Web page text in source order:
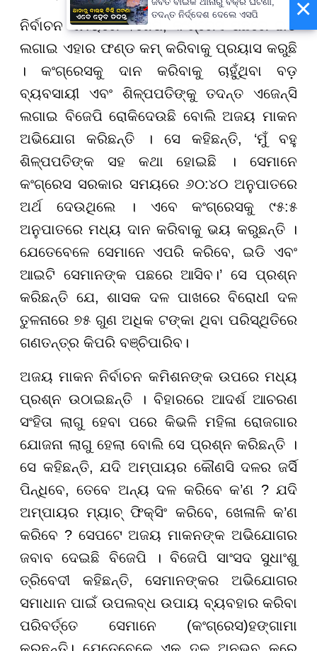
ନିର୍ବାଚନ ସମୟରେ ବିଜେପି, କଂଗ୍ରେସ ପଛରେ ଇଡି
ଲଗାଇ ଏହାର ଫଣ୍ଡ କମ୍ କରିବାକୁ ପ୍ରୟାସ କରୁଛି
। କଂଗ୍ରେସକୁ ଦାନ କରିବାକୁ ଚାହୁଁଥିବା ବଡ଼
ବ୍ୟବସାୟୀ ଏବଂ ଶିଳ୍ପପତିଙ୍କୁ ତଦନ୍ତ ଏଜେନ୍ସି
ଲଗାଇ ବିଜେପି ରୋକିଦେଉଛି ବୋଲି ଅଜୟ ମାକନ
ଅଭିଯୋଗ କରିଛନ୍ତି । ସେ କହିଛନ୍ତି, ‘ମୁଁ ବହୁ
ଶିଳ୍ପପତିଙ୍କ ସହ କଥା ହୋଇଛି । ସେମାନେ
କଂଗ୍ରେସ ସରକାର ସମୟରେ ୬୦:୪୦ ଅନୁପାତରେ
ଅର୍ଥ ଦେଉଥିଲେ । ଏବେ କଂଗ୍ରେସକୁ ୯୫:୫
ଅନୁପାତରେ ମଧ୍ୟ ଦାନ କରିବାକୁ ଭୟ କରୁଛନ୍ତି ।
ଯେତେବେଳେ ସେମାନେ ଏପରି କରିବେ, ଇଡି ଏବଂ
ଆଇଟି ସେମାନଙ୍କ ପଛରେ ଆସିବ।’ ସେ ପ୍ରଶ୍ନ
କରିଛନ୍ତି ଯେ, ଶାସକ ଦଳ ପାଖରେ ବିରୋଧୀ ଦଳ
ତୁଳନାରେ ୭୫ ଗୁଣ ଅଧିକ ଟଙ୍କା ଥିବା ପରିସ୍ଥିତିରେ
ଗଣତନ୍ତ୍ର କିପରି ବଞ୍ଚିପାରିବ।
ଅଜୟ ମାକନ ନିର୍ବାଚନ କମିଶନଙ୍କ ଉପରେ ମଧ୍ୟ
ପ୍ରଶ୍ନ ଉଠାଇଛନ୍ତି । ବିହାରରେ ଆଦର୍ଶ ଆଚରଣ
ସଂହିତା ଲାଗୁ ହେବା ପରେ କିଭଳି ମହିଳା ରୋଜଗାର
ଯୋଜନା ଲାଗୁ ହେଲା ବୋଲି ସେ ପ୍ରଶ୍ନ କରିଛନ୍ତି ।
ସେ କହିଛନ୍ତି, ଯଦି ଅମ୍ପାୟର କୌଣସି ଦଳର ଜର୍ସି
ପିନ୍ଧିବେ, ତେବେ ଅନ୍ୟ ଦଳ କରିବେ କ’ଣ ? ଯଦି
ଅମ୍ପାୟର ମ୍ୟାଚ୍ ଫିକ୍ସିଂ କରିବେ, ଖେଳାଳି କ’ଣ
କରିବେ ? ସେପଟେ ଅଜୟ ମାକନଙ୍କ ଅଭିଯୋଗର
ଜବାବ ଦେଇଛି ବିଜେପି । ବିଜେପି ସାଂସଦ ସୁଧାଂଶୁ
ତ୍ରିବେଦୀ କହିଛନ୍ତି, ସେମାନଙ୍କର ଅଭିଯୋଗର
ସମାଧାନ ପାଇଁ ଉପଲବ୍ଧ ଉପାୟ ବ୍ୟବହାର କରିବା
ପରିବର୍ତ୍ତେ ସେମାନେ (କଂଗ୍ରେସ)ହଙ୍ଗାମା
କରୁଛନ୍ତି। ଯେତେବେଳେ ଏକ ଦଳ ଅନୁଭବ କରେ
×
ତଦନ୍ତ ନିର୍ଦ୍ଦେଶ ଦେଲେ ଏସପି